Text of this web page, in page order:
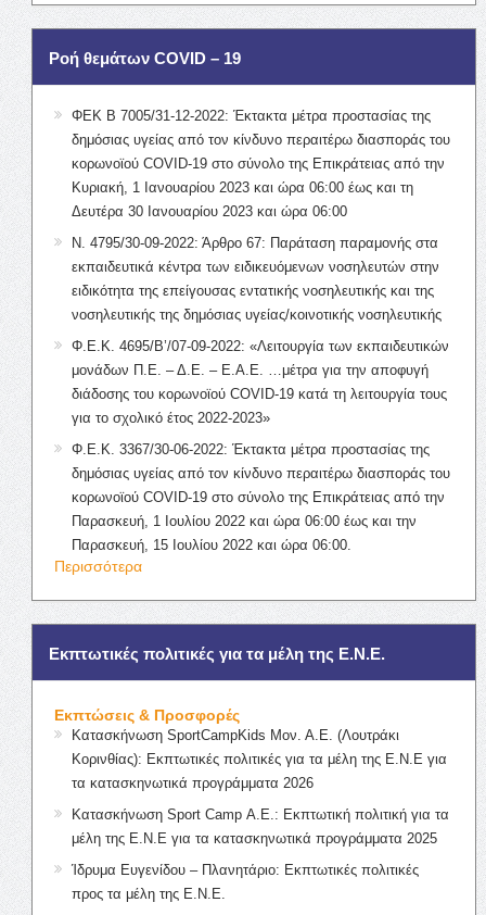
Ροή θεμάτων COVID – 19
ΦΕΚ Β 7005/31-12-2022: Έκτακτα μέτρα προστασίας της
δημόσιας υγείας από τον κίνδυνο περαιτέρω διασποράς του
κορωνοϊού COVID-19 στο σύνολο της Επικράτειας από την
Κυριακή, 1 Ιανουαρίου 2023 και ώρα 06:00 έως και τη
Δευτέρα 30 Ιανουαρίου 2023 και ώρα 06:00
Ν. 4795/30-09-2022: Άρθρο 67: Παράταση παραμονής στα
εκπαιδευτικά κέντρα των ειδικευόμενων νοσηλευτών στην
ειδικότητα της επείγουσας εντατικής νοσηλευτικής και της
νοσηλευτικής της δημόσιας υγείας/κοινοτικής νοσηλευτικής
Φ.Ε.Κ. 4695/Β’/07-09-2022: «Λειτουργία των εκπαιδευτικών
μονάδων Π.Ε. – Δ.Ε. – Ε.Α.Ε. …μέτρα για την αποφυγή
διάδοσης του κορωνοϊού COVID-19 κατά τη λειτουργία τους
για το σχολικό έτος 2022-2023»
Φ.Ε.Κ. 3367/30-06-2022: Έκτακτα μέτρα προστασίας της
δημόσιας υγείας από τον κίνδυνο περαιτέρω διασποράς του
κορωνοϊού COVID-19 στο σύνολο της Επικράτειας από την
Παρασκευή, 1 Ιουλίου 2022 και ώρα 06:00 έως και την
Παρασκευή, 15 Ιουλίου 2022 και ώρα 06:00.
Περισσότερα
Εκπτωτικές πολιτικές για τα μέλη της Ε.Ν.Ε.
Εκπτώσεις & Προσφορές
Κατασκήνωση SportCampKids Μον. Α.Ε. (Λουτράκι
Κορινθίας): Εκπτωτικές πολιτικές για τα μέλη της Ε.Ν.Ε για
τα κατασκηνωτικά προγράμματα 2026
Κατασκήνωση Sport Camp Α.Ε.: Εκπτωτική πολιτική για τα
μέλη της Ε.Ν.Ε για τα κατασκηνωτικά προγράμματα 2025
Ίδρυμα Ευγενίδου – Πλανητάριο: Εκπτωτικές πολιτικές
προς τα μέλη της Ε.Ν.Ε.